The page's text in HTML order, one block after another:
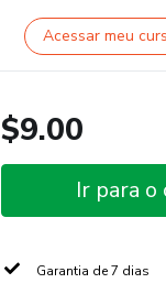
Acessar meu
$9.00
Ir para o
Garantia de 7 dias